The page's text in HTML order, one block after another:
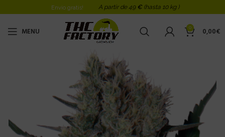
Envio gratis! A partir de 49 € (hasta 10 kg )
MENU 0 0,00€